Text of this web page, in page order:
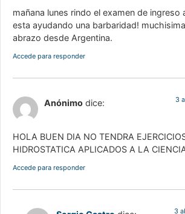
mañana lunes rindo el examen de ingreso
esta ayudando una barbaridad!
abrazo desde Argentina.
Accede para responder
Anónimo dice: 3
HOLA BUEN DIA NO TENDRA
HIDROSTATICA APLICADOS A LA
Accede para responder
3